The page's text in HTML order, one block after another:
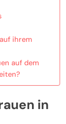
ihrem
auf dem
in